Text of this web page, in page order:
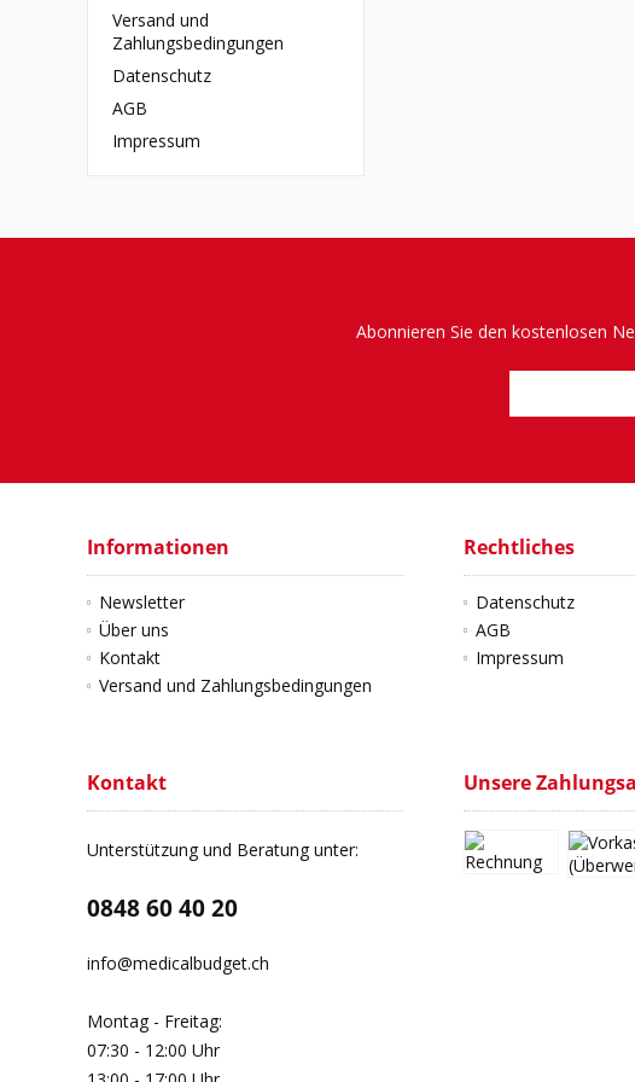
Versand und
Zahlungsbedingungen
Datenschutz
AGB
Impressum
Abonnieren Sie den kostenlosen
Informationen
Newsletter
Über uns
Kontakt
Versand und Zahlungsbedingungen
Rechtliches
Datenschutz
AGB
Impressum
Kontakt
Unterstützung und Beratung unter:
0848 60 40 20
info@medicalbudget.ch
Montag - Freitag:
07:30 - 12:00 Uhr
Unsere